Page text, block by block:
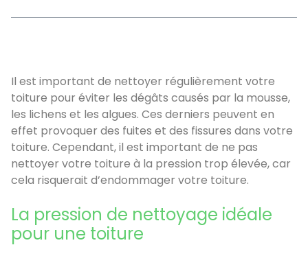
Il est important de nettoyer régulièrement votre
toiture pour éviter les dégâts causés par la mousse,
les lichens et les algues. Ces derniers peuvent en
effet provoquer des fuites et des fissures dans votre
toiture. Cependant, il est important de ne pas
nettoyer votre toiture à la pression trop élevée, car
cela risquerait d’endommager votre toiture.
La pression de nettoyage idéale
pour une toiture